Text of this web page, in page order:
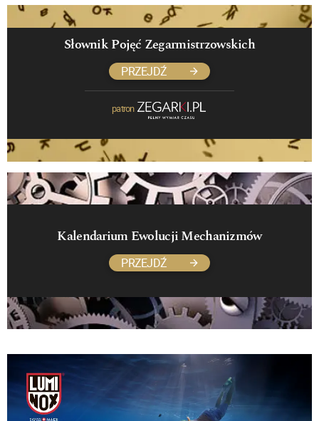
Słownik Pojęć Zegarmistrzowskich
PRZEJDŹ
patron
Kalendarium Ewolucji Mechanizmów
PRZEJDŹ